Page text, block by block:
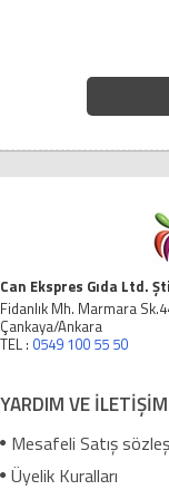
Can Ekspres Gıda Ltd.
Fidanlık Mh. Marmara
Çankaya/Ankara
TEL : 0549 100 55 50
YARDIM VE İLETİŞİM
Mesafeli Satış
Üyelik Kuralları